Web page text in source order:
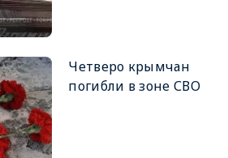
Четверо крымчан
погибли в зоне СВО